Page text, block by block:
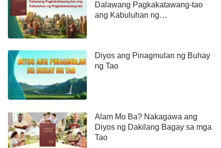
Dalawang Pagkakatawang-tao
ang Kabuluhan ng
Diyos ang Pinagmulan ng Buhay
ng Tao
Alam Mo Ba? Nakagawa ang
Diyos ng Dakilang Bagay sa mga
Tao